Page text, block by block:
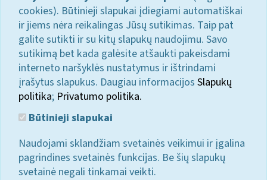
cookies). Būtinieji slapukai įdiegiami automatiškai
ir jiems nėra reikalingas Jūsų sutikimas. Taip pat
galite sutikti ir su kitų slapukų naudojimu. Savo
sutikimą bet kada galėsite atšaukti pakeisdami
interneto naršyklės nustatymus ir ištrindami
įrašytus slapukus. Daugiau informacijos Slapukų
politika; Privatumo politika.
Būtinieji slapukai
Naudojami sklandžiam svetainės veikimui ir įgalina
pagrindines svetainės funkcijas. Be šių slapukų
svetainė negali tinkamai veikti.